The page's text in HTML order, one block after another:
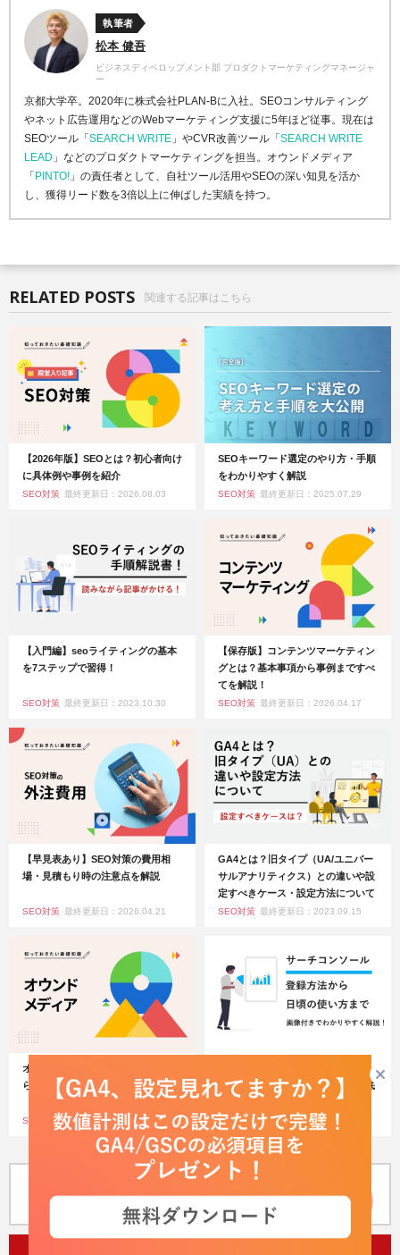
執筆者
松本 健吾
ビジネスディベロップメント部 プロダクトマーケティングマネージャ
ー
京都大学卒。2020年に株式会社PLAN-Bに入社。SEOコンサルティング
やネット広告運用などのWebマーケティング支援に5年ほど従事。現在は
SEOツール「 SEARCH WRITE 」やCVR改善ツール「 SEARCH WRITE
LEAD 」などのプロダクトマーケティングを担当。オウンドメディア
「 PINTO! 」の責任者として、自社ツール活用やSEOの深い知見を活か
し、獲得リード数を3倍以上に伸ばした実績を持つ。
RELATED POSTS 関連する記事はこちら
【2026年版】SEOとは？初心者向け
に具体例や事例を紹介
SEO対策 最終更新日：2026.08.03
SEOキーワード選定のやり方・手順
をわかりやすく解説
SEO対策 最終更新日：2025.07.29
【入門編】seoライティングの基本
を7ステップで習得！
SEO対策 最終更新日：2023.10.30
【保存版】コンテンツマーケティン
グとは？基本事項から事例まですべ
てを解説！
SEO対策 最終更新日：2026.04.17
【早見表あり】SEO対策の費用相
場・見積もり時の注意点を解説
SEO対策 最終更新日：2026.04.21
GA4とは？旧タイプ（UA/ユニバー
サルアナリティクス）との違いや設
定すべきケース・設定方法について
SEO対策 最終更新日：2023.09.15
オウンドメディアとは？立ち上げか
ら運用方法まで解説
SEO対策 最終更新日：2024.04.24
Consoleの使い方・設定方法を徹底
SEO対策 最終更新日：2025.07.29
DOWNLOAD
無料資料ダウンロードはこちら